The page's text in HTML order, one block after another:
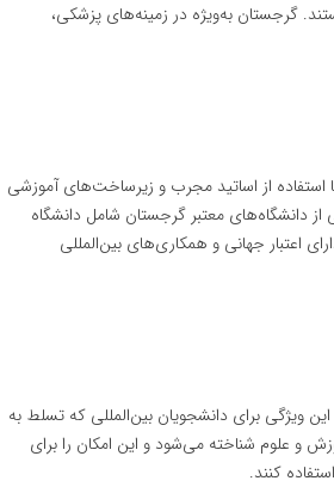
گرجستان به‌ویژه در زمینه‌های پزشکی،
استفاده از اساتید مجرب و زیرساخت‌های آموزشی
دانشگاه‌های معتبر گرجستان شامل دانشگاه
اعتبار جهانی و همکاری‌های بین‌المللی
ویژگی برای دانشجویان بین‌المللی که تسلط به
و علوم شناخته می‌شود و این امکان را برای
کنند.